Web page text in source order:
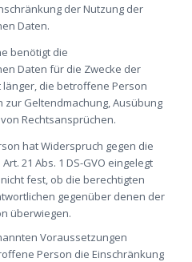
der Nutzung der
Daten.
benötigt die
Daten für die Zwecke der
die betroffene Person
zur Geltendmachung, Ausübung
Rechtsansprüchen.
hat Widerspruch gegen die
21 Abs. 1 DS-GVO eingelegt
fest, ob die berechtigten
gegenüber denen der
überwiegen.
Voraussetzungen
Person die Einschränkung